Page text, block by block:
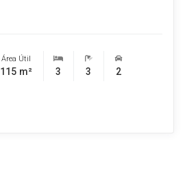
Área Útil
115 m² 3 3 2